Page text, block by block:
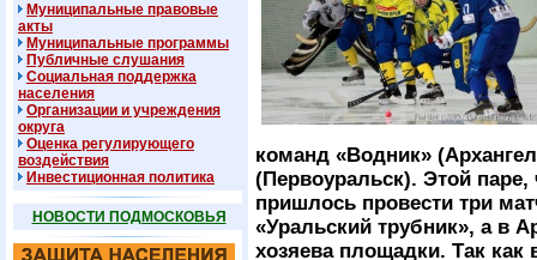
Муниципальные правовые
акты
Муниципальные программы
Публичные слушания
Социальная поддержка
населения
Организации и учреждения
округа
Оценка регулирующего
воздействия
Инвестиционная политика
НОВОСТИ ПОДМОСКОВЬЯ
команд «Водник»
(Первоуральск). Этой
пришлось провести три
«Уральский трубник», а в
хозяева площадки. Так